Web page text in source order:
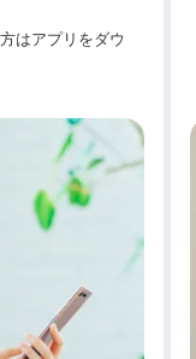
はアプリをダウ